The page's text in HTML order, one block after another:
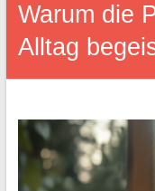
Warum die
Alltag